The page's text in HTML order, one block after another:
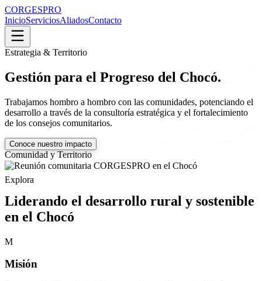
CORGESPRO
InicioServiciosAliadosContacto
Estrategia & Territorio
Gestión para el Progreso del Chocó.
Trabajamos hombro a hombro con las comunidades, potenciando el
desarrollo a través de la consultoría estratégica y el fortalecimiento
de los consejos comunitarios.
Conoce nuestro impacto
Comunidad y Territorio
Explora
Liderando el desarrollo rural y sostenible
en el Chocó
M
Misión